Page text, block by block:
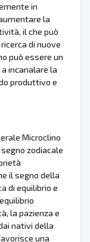
in
la
il che può
di nuove
può essere un
incanalare la
produttivo e
Microclino
zodiacale
il segno della
di equilibrio e
la pazienza e
nativi della
una